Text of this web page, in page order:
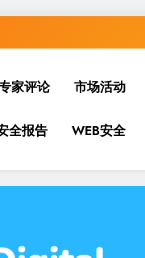
家评论 市场活动
全报告 WEB安全